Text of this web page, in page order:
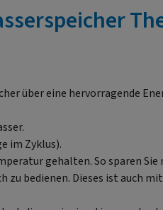
über eine hervorragende
im Zyklus).
gehalten. So sparen
bedienen. Dieses ist auch